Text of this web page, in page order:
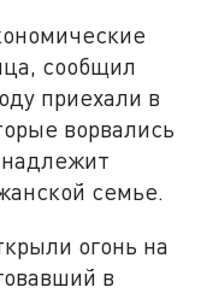
сообщил
приехали в
ворвались
семье.
огонь на
в